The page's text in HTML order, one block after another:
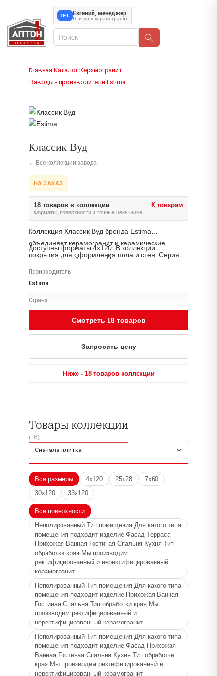
TEL Евгений, менеджер
Плитка и керамогранит
Главная›Каталог›Керамогранит
›Заводы - производители›Estima
Классик Вуд
← Все коллекции завода
НА ЗАКАЗ
18 товаров в коллекции
Форматы, поверхности и точные цены ниже
К товарам
Коллекция Классик Вуд бренда Estima
объединяет керамогранит и керамические
покрытия для оформления пола и стен. Серия
Доступны форматы 4x120. В коллекции
представлено 3 товара. Наличие, цену и сроки
поставки уточняйте у менеджера «Аптон».
Производитель
Estima
Страна
Россия
Размеры
Поверхность
Неполированный Тип помещения Для какого типа
керамогранит, Неполированный Тип помещения
Для какого типа помещения подходит изделие
Прихожая Ванная Гостиная Спальня Тип обработки
края Мы производим ректифицированный и
неректифицированный керамогранит,
Неполированный Тип помещения Для какого типа
помещения подходит изделие Фасад Прихожая
Ванная Гостиная Спальня Кухня Тип обработки
края Мы производим ректифицированный и
неректифицированный керамогранит,
Неполированный Тип помещения Для какого типа
помещения подходит изделие Фасад Прихожая
Ванная Гостиная Спальня Тип обработки края Мы
производим ректифицированный и
неректифицированный керамогранит,
Неполированный Тип помещения Для какого типа
помещения подходит изделие Терраса Прихожая
Ванная Гостиная Спальня Тип обработки края Мы
производим ректифицированный и
неректифицированный керамогранит
Толщина
Смотреть 18 товаров
Запросить цену
Ниже - 18 товаров коллекции
Товары коллекции
(18)
Сначала плитка
Все размеры 4x120 25x28
7x60
30x120
33x120
Все поверхности
Неполированный Тип помещения Для какого типа
помещения подходит изделие Фасад Терраса
Прихожая Ванная Гостиная Спальня Кухня Тип
обработки края Мы производим
ректифицированный и неректифицированный
керамогранит
Неполированный Тип помещения Для какого типа
помещения подходит изделие Прихожая Ванная
Гостиная Спальня Тип обработки края Мы
производим ректифицированный и
неректифицированный керамогранит
Неполированный Тип помещения Для какого типа
помещения подходит изделие Фасад Прихожая
Ванная Гостиная Спальня Кухня Тип обработки
края Мы производим ректифицированный и
неректифицированный керамогранит